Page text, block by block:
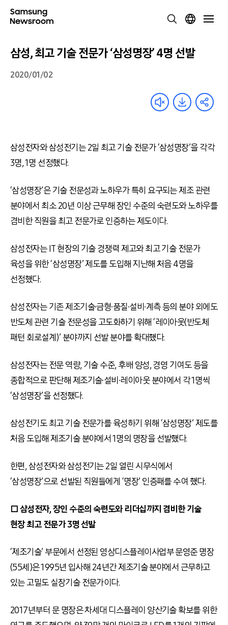
삼성, 최고 기술 전문가 ‘삼성명장’ 4명 선발
2020/01/02
삼성전자와 삼성전기는 2일 최고 기술 전문가 ‘삼성명장’을 각각
3명, 1명 선정했다.
‘삼성명장’은 기술 전문성과 노하우가 특히 요구되는 제조 관련
분야에서 최소 20년 이상 근무해 장인 수준의 숙련도와 노하우를
겸비한 직원을 최고 전문가로 인증하는 제도이다.
삼성전자는 IT 현장의 기술 경쟁력 제고와 최고 기술 전문가
육성을 위한 ‘삼성명장’ 제도를 도입해 지난해 처음 4명을
선정했다.
삼성전자는 기존 제조기술∙금형∙품질∙설비∙계측 등의 분야 외에도
반도체 관련 기술 전문성을 고도화하기 위해 ‘레이아웃(반도체
패턴 회로설계)’ 분야까지 선발 분야를 확대했다.
삼성전자는 전문 역량, 기술 수준, 후배 양성, 경영 기여도 등을
종합적으로 판단해 제조기술∙설비∙레이아웃 분야에서 각 1명씩
‘삼성명장’을 선정했다.
삼성전기도 최고 기술 전문가를 육성하기 위해 ‘삼성명장’ 제도를
처음 도입해 제조기술 분야에서 1명의 명장을 선발했다.
한편, 삼성전자와 삼성전기는 2일 열린 시무식에서
‘삼성명장’으로 선발된 직원들에게 ‘명장’ 인증패를 수여 했다.
□ 삼성전자, 장인 수준의 숙련도와 리더십까지 겸비한 기술
현장 최고 전문가 3명 선발
‘제조기술’ 부문에서 선정된 영상디스플레이사업부 문영준 명장
(55세)은 1995년 입사해 24년간 제조기술 분야에서 근무하고
있는 고밀도 실장기술 전문가이다.
2017년부터 문 명장은 차세대 디스플레이 양산기술 확보를 위한